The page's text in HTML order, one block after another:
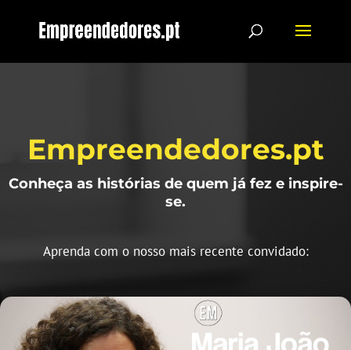
Empreendedores.pt
Conheça as histórias de quem já fez e inspire-
se.
Aprenda com o nosso mais recente convidado: